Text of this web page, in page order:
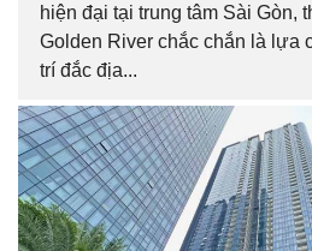
hiện đại tại trung tâm Sài Gòn,
Golden River chắc chắn là lựa
trí đắc địa...